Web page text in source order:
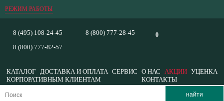
РЕЖИМ РАБОТЫ
0
8 (495) 108-24-45
8 (800) 777-82-57
8 (800) 777-28-45
КАТАЛОГ ДОСТАВКА И ОПЛАТА СЕРВИС О НАС АКЦИИ УЦЕНКА
КОРПОРАТИВНЫМ КЛИЕНТАМ
КОНТАКТЫ